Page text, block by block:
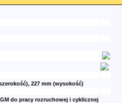
227 mm (wysokość)
do pracy rozruchowej i cyklicznej